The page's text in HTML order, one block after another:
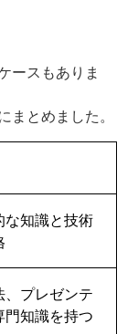
ースもありま
とめました。
な知識と技術
プレゼンテ
知識を持つ